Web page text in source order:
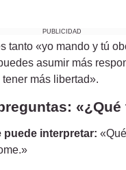
PUBLICIDAD
tanto «yo mando y tú
asumir más
más libertad».
«¿Qué
puede interpretar: